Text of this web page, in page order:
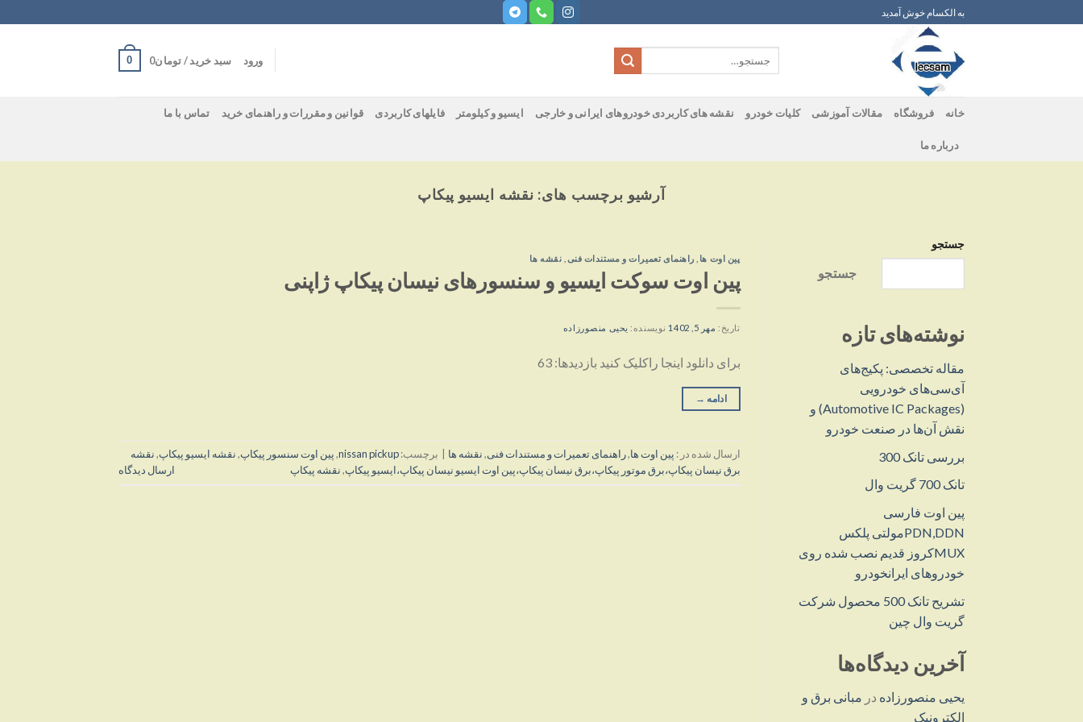
محتوا
به الکسام خوش آمدید
برای:
ورود سبد خرید /تومان0
0
خانه فروشگاه مقالات آموزشی کلیات خودرو نقشه های کاربردی خودروهای ایرانی و خارجی ایسیو و کیلومتر فایلهای کاربردی قوانین و مقررات و راهنمای خرید تماس با ما
درباره ما
آرشیو برچسب های: نقشه ایسیو پیکاپ
جستجو
جستجو
نوشته‌های تازه
مقاله تخصصی: پکیج‌های
آی‌سی‌های خودرویی
(Automotive IC Packages) و
نقش آن‌ها در صنعت خودرو
بررسی تانک 300
تانک 700 گریت وال
پین اوت فارسی
PDN,DDNمولتی پلکس
MUXکروز قدیم نصب شده روی
خودروهای ایرانخودرو
تشریح تانک 500 محصول شرکت
گریت وال چین
آخرین دیدگاه‌ها
یحیی منصورزاده در مبانی برق و
الکترونیک
پین اوت ها راهنمای تعمیرات و مستندات فنی نقشه ها
پین اوت سوکت ایسیو و سنسورهای نیسان پیکاپ ژاپنی
تاریخ: مهر 5, 1402 نویسنده: یحیی منصورزاده
برای دانلود اینجا راکلیک کنید بازدیدها: 63
ادامه →
ارسال شده در : پین اوت ها,راهنمای تعمیرات و مستندات فنی,نقشه ها برچسب:nissan pickup
,پین اوت سنسور پیکاپ,نقشه ایسیو پیکاپ,نقشه
برق نیسان پیکاپ،برق موتور پیکاپ،برق نیسان پیکاپ،پین اوت ایسیو نیسان پیکاپ،ایسیو پیکاپ,نقشه پیکاپ ارسال دیدگاه